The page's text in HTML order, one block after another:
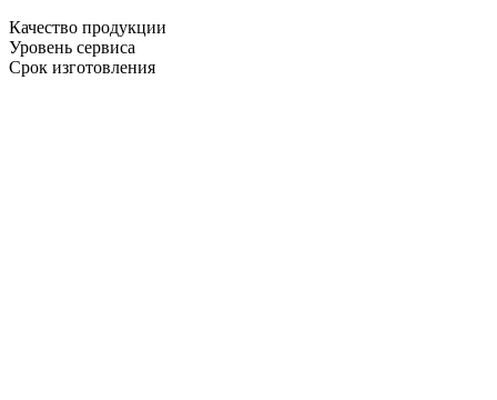
Качество продукции
Уровень сервиса
Срок изготовления